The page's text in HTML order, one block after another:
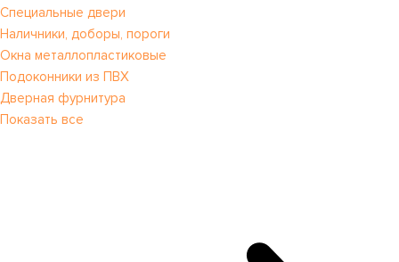
Специальные двери
Наличники, доборы, пороги
Окна металлопластиковые
Подоконники из ПВХ
Дверная фурнитура
Показать все